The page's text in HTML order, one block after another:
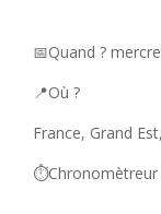
📅Quand ?
📍Où ?
France, Grand
⏱️Chronomètreur